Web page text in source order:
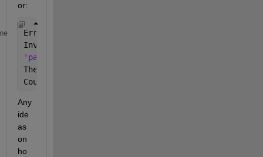
or:
Error
Invalid
'parallel.cluster.Local'
The
Couldn't find
Any
ide
as
on
ho